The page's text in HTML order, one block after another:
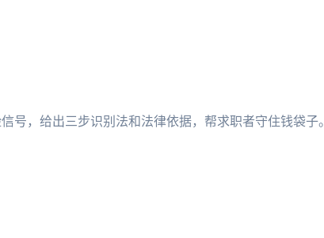
号，给出三步识别法和法律依据，帮求职者守住钱袋子。